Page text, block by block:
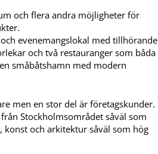
och flera andra möjligheter för
evenemangslokal med tillhörande
och två restauranger som båda
småbåtshamn med modern
men en stor del är företagskunder.
Stockholmsområdet såväl som
och arkitektur såväl som hög